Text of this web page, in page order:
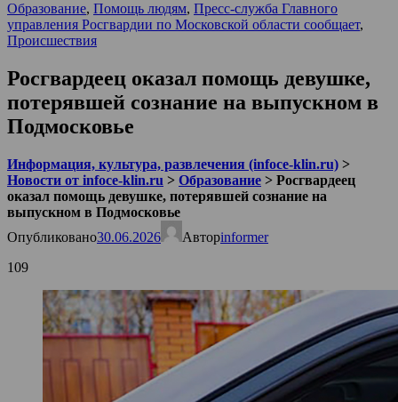
Образование, Помощь людям, Пресс-служба Главного
управления Росгвардии по Московской области сообщает,
Происшествия
Росгвардеец оказал помощь девушке,
потерявшей сознание на выпускном в
Подмосковье
Информация, культура, развлечения (infoce-klin.ru) >
Новости от infoce-klin.ru > Образование > Росгвардеец
оказал помощь девушке, потерявшей сознание на
выпускном в Подмосковье
Опубликовано30.06.2026 Авторinformer
109